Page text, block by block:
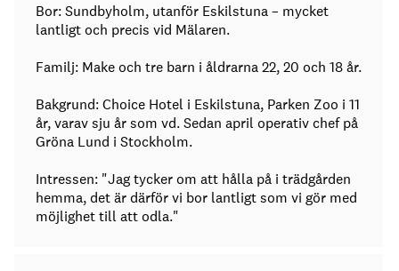
Bor: Sundbyholm, utanför Eskilstuna – mycket
lantligt och precis vid Mälaren.
Familj: Make och tre barn i åldrarna 22, 20 och 18 år.
Bakgrund: Choice Hotel i Eskilstuna, Parken Zoo i 11
år, varav sju år som vd. Sedan april operativ chef på
Gröna Lund i Stockholm.
Intressen: "Jag tycker om att hålla på i trädgården
hemma, det är därför vi bor lantligt som vi gör med
möjlighet till att odla."